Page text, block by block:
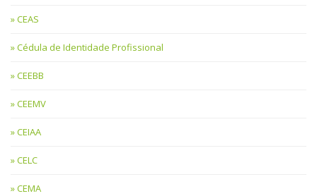
CEAS
Cédula de Identidade Profissional
CEEBB
CEEMV
CEIAA
CELC
CEMA